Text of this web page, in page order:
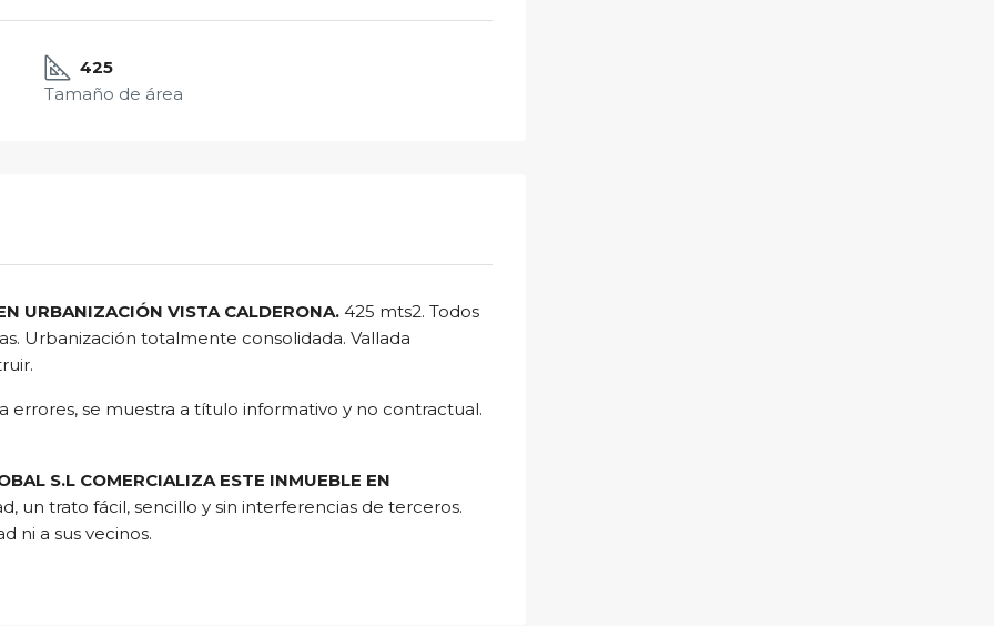
425
Tamaño de área
URBANIZACIÓN VISTA CALDERONA. 425 mts2. Todos
Urbanización totalmente consolidada. Vallada
se muestra a título informativo y no contractual.
S.L COMERCIALIZA ESTE INMUEBLE EN
un trato fácil, sencillo y sin interferencias de terceros.
ni a sus vecinos.